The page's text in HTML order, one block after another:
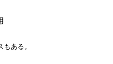
ある。